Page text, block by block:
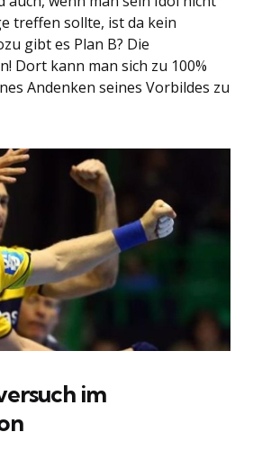
treffen sollte, ist da kein
gibt es Plan B? Die
Dort kann man sich zu 100%
Andenken seines Vorbildes zu
im